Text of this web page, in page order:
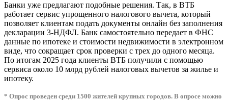
Банки уже предлагают подобные решения. Так, в ВТБ
работает сервис упрощенного налогового вычета, который
позволяет клиентам подать документы онлайн без заполнения
декларации 3-НДФЛ. Банк самостоятельно передает в ФНС
данные по ипотеке и стоимости недвижимости в электронном
виде, что сокращает срок проверки с трех до одного месяца.
По итогам 2025 года клиенты ВТБ получили с помощью
сервиса около 10 млрд рублей налоговых вычетов за жилье и
ипотеку.
* Опрос проведен среди 1500 жителей крупных городов. В опросе можно